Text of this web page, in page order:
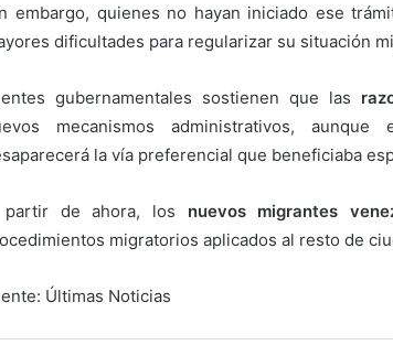
embargo, quienes no hayan iniciado ese
dificultades para regularizar su situación
gubernamentales sostienen que las
mecanismos administrativos,
la vía preferencial que beneficiaba
de ahora, los nuevos migrantes
migratorios aplicados al resto de
Últimas Noticias